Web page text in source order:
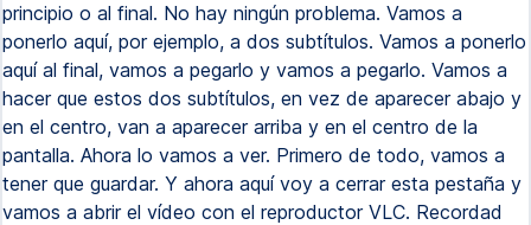
principio o al final. No hay ningún problema. Vamos a
ponerlo aquí, por ejemplo, a dos subtítulos. Vamos a ponerlo
aquí al final, vamos a pegarlo y vamos a pegarlo. Vamos a
hacer que estos dos subtítulos, en vez de aparecer abajo y
en el centro, van a aparecer arriba y en el centro de la
pantalla. Ahora lo vamos a ver. Primero de todo, vamos a
tener que guardar. Y ahora aquí voy a cerrar esta pestaña y
vamos a abrir el vídeo con el reproductor VLC. Recordad